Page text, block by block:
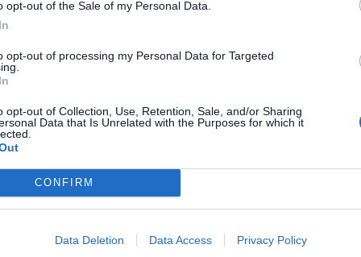
opt-out of the Sale of my Personal Data.
opt-out of processing my Personal Data for Targeted
opt-out of Collection, Use, Retention, Sale, and/or Sharing
Data that Is Unrelated with the Purposes for which it
CONFIRM
Data Deletion Data Access Privacy Policy